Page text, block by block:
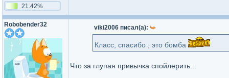
21.42%
Robobender32 viki2006 писал(а):
Класс, спасибо , это бомба
Что за глупая привычка спойлерить...